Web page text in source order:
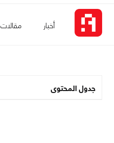
أخبار مقالات
جدول المحتوى